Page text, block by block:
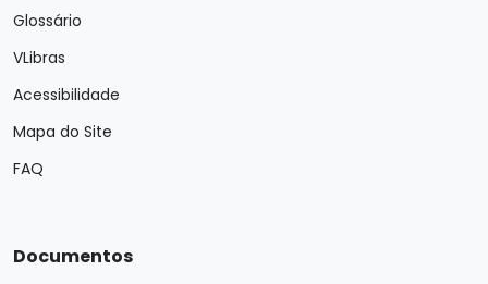
Glossário
VLibras
Acessibilidade
Mapa do Site
FAQ
Documentos